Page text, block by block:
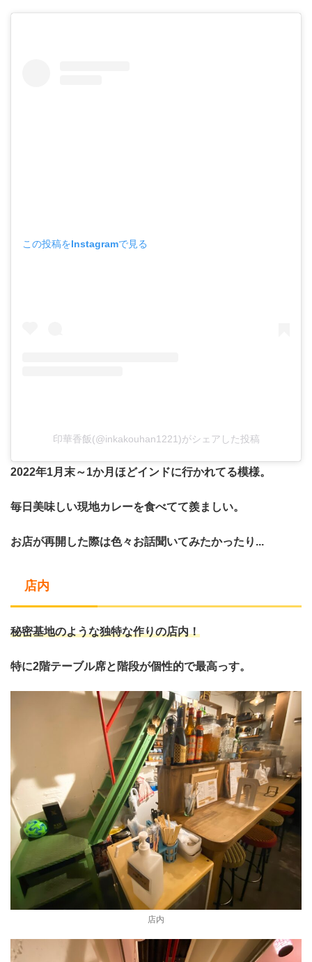
この投稿をInstagramで見る
印華香飯(@inkakouhan1221)がシェアした投稿
2022年1月末～1か月ほどインドに行かれてる模様。
毎日美味しい現地カレーを食べてて羨ましい。
お店が再開した際は色々お話聞いてみたかったり...
店内
秘密基地のような独特な作りの店内！
特に2階テーブル席と階段が個性的で最高っす。
店内